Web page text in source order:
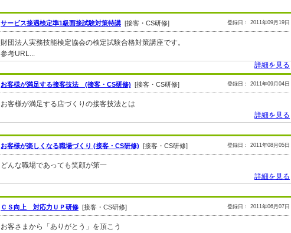
サービス接遇検定準1級面接試験対策特講 [接客・CS研修] 登録日： 2011年09月19日
財団法人実務技能検定協会の検定試験合格対策講座です。
参考URL...
詳細を見る
お客様が満足する接客技法 (接客・CS研修) [接客・CS研修] 登録日： 2011年09月04日
お客様が満足する店づくりの接客技法とは
詳細を見る
お客様が楽しくなる職場づくり (接客・CS研修) [接客・CS研修] 登録日： 2011年08月05日
どんな職場であっても笑顔が第一
詳細を見る
ＣＳ向上 対応力ＵＰ研修 [接客・CS研修] 登録日： 2011年06月07日
お客さまから「ありがとう」を頂こう